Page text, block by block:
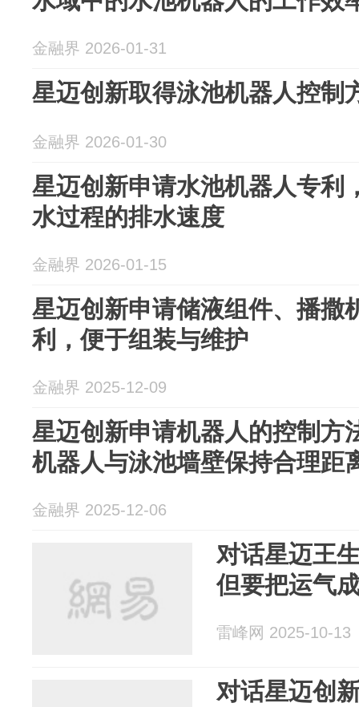
金融界 2026-01-31
星迈创新取得泳池机器人控制
金融界 2026-01-30
星迈创新申请水池机器人专利
水过程的排水速度
金融界 2026-01-15
星迈创新申请储液组件、播撒
利，便于组装与维护
金融界 2025-12-09
星迈创新申请机器人的控制方
机器人与泳池墙壁保持合理距
金融界 2025-12-06
对话星迈王
但要把运气
雷峰网 2025-10-13
对话星迈创